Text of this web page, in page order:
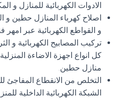
الادوات الكهربائية للمنازل و
اصلاح كهرباء المنازل حطين
و القواطع الكهربائية عبر امهر
تركيب المصابيح الكهربائية و
كل انواع اجهزة الاضاءة
منازل حطين.
التخلص من الانقطاع المفاجئ
الشبكة الكهربائية الداخلية